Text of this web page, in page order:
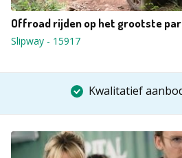
Offroad rijden op het grootste
Slipway - 15917
Kwalitatief